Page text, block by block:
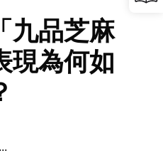
九品芝麻
現為何如